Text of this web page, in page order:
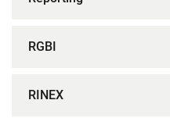
RGBI
RINEX